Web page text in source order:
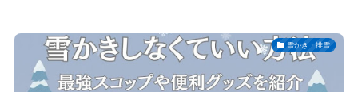
雪かき・排雪